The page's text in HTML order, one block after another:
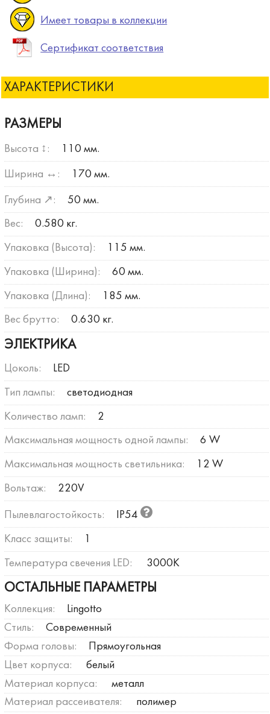
Имеет товары в коллекции
Сертификат соответствия
ХАРАКТЕРИСТИКИ
РАЗМЕРЫ
Высота ↕: 110 мм.
Ширина ↔: 170 мм.
Глубина ↗: 50 мм.
Вес: 0.580 кг.
Упаковка (Высота): 115 мм.
Упаковка (Ширина): 60 мм.
Упаковка (Длина): 185 мм.
Вес брутто: 0.630 кг.
ЭЛЕКТРИКА
Цоколь: LED
Тип лампы: светодиодная
Количество ламп: 2
Максимальная мощность одной лампы: 6 W
Максимальная мощность светильника: 12 W
Вольтаж: 220V
Пылевлагостойкость: IP54
Класс защиты: 1
Температура свечения LED: 3000К
ОСТАЛЬНЫЕ ПАРАМЕТРЫ
Коллекция:
Lingotto
Стиль:
Современный
Форма головы:
Прямоугольная
Цвет корпуса:
белый
Материал корпуса:
металл
Материал рассеивателя:
полимер